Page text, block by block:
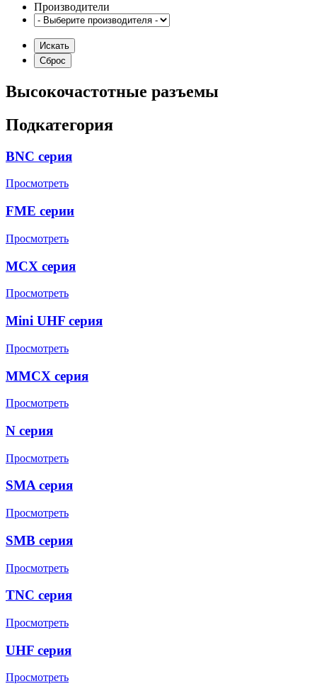
Производители
Высокочастотные разъемы
Подкатегория
BNC серия
Просмотреть
FME серии
Просмотреть
MCX серия
Просмотреть
Mini UHF серия
Просмотреть
MMCX серия
Просмотреть
N серия
Просмотреть
SMA серия
Просмотреть
SMB серия
Просмотреть
TNC серия
Просмотреть
UHF серия
Просмотреть